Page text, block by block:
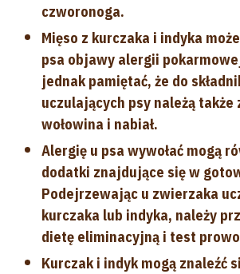
czworonoga.
Mięso z kurczaka i indyka
psa objawy alergii
jednak pamiętać, że do
uczulających psy należą także
wołowina i nabiał.
Alergię u psa wywołać mogą
dodatki znajdujące się w
Podejrzewając u zwierzaka
kurczaka lub indyka, należy
dietę eliminacyjną i test
Kurczak i indyk mogą znaleźć